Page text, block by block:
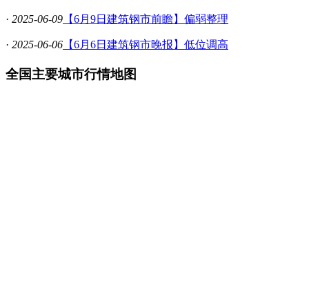
· 2025-06-09 【6月9日建筑钢市前瞻】偏弱整理
· 2025-06-06 【6月6日建筑钢市晚报】低位调高
全国主要城市行情地图